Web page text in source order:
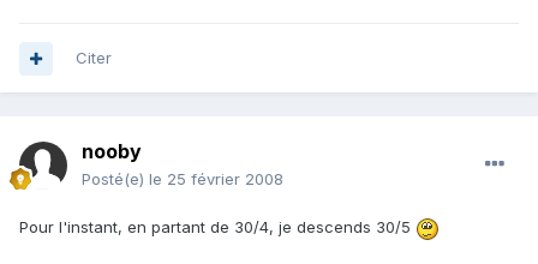
Citer
nooby
Posté(e) le 25 février 2008
Pour l'instant, en partant de 30/4, je descends 30/5